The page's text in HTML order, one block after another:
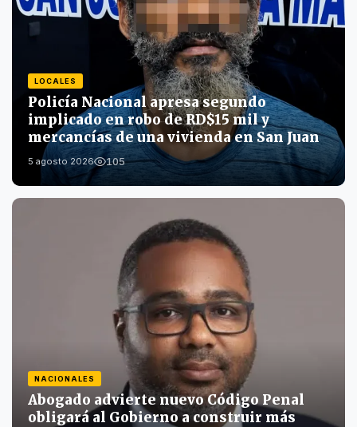
LOCALES
Policía Nacional apresa segundo
implicado en robo de RD$15 mil y
mercancías de una vivienda en San Juan
5 agosto 2026 105
NACIONALES
Abogado advierte nuevo Código Penal
obligará al Gobierno a construir más